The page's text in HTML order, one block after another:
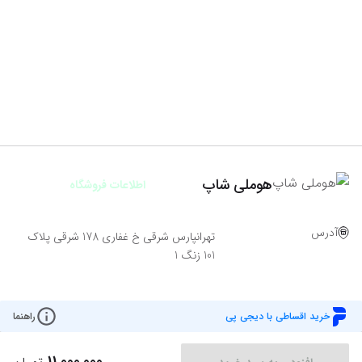
خرید اقساطی با دیجی پی راهنما
هوملی شاپ اطلاعات فروشگاه
آدرس
تهرانپارس شرقی خ غفاری 178 شرقی پلاک
101 زنگ 1